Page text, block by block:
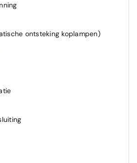
ontsteking koplampen)